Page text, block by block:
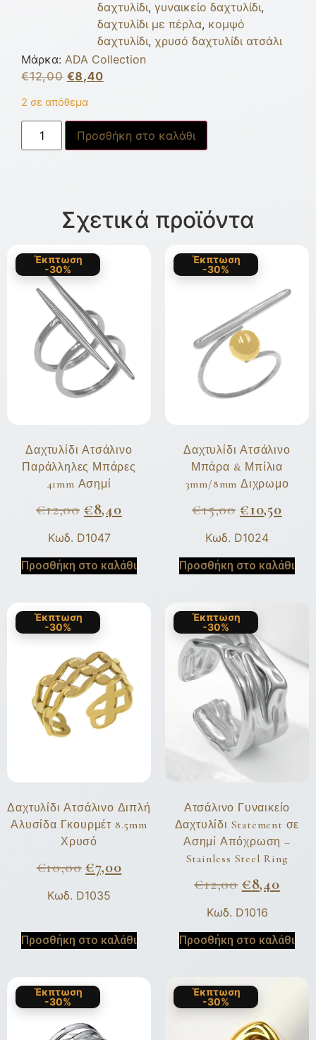
δαχτυλίδι, γυναικείο δαχτυλίδι,
δαχτυλίδι με πέρλα, κομψό
δαχτυλίδι, χρυσό δαχτυλίδι ατσάλι
Μάρκα: ADA Collection
€12,00 €8,40
2 σε απόθεμα
Προσθήκη στο καλάθι
Σχετικά προϊόντα
Έκπτωση
-30%
Δαχτυλίδι Ατσάλινο
Παράλληλες Μπάρες
41mm Ασημί
€12,00 €8,40
Κωδ. D1047
Προσθήκη στο καλάθι
Έκπτωση
-30%
Δαχτυλίδι Ατσάλινο
Μπάρα & Μπίλια
3mm/8mm Διχρωμο
€15,00 €10,50
Κωδ. D1024
Προσθήκη στο καλάθι
Έκπτωση
-30%
Δαχτυλίδι Ατσάλινο Διπλή
Αλυσίδα Γκουρμέτ 8.5mm
Χρυσό
€10,00 €7,00
Κωδ. D1035
Προσθήκη στο καλάθι
Έκπτωση
-30%
Ατσάλινο Γυναικείο
Δαχτυλίδι Statement σε
Ασημί Απόχρωση –
Stainless Steel Ring
€12,00 €8,40
Κωδ. D1016
Προσθήκη στο καλάθι
Έκπτωση
-30%
Έκπτωση
-30%